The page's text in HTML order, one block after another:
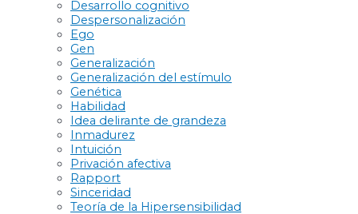
Desarrollo cognitivo
Despersonalización
Ego
Gen
Generalización
Generalización del estímulo
Genética
Habilidad
Idea delirante de grandeza
Inmadurez
Intuición
Privación afectiva
Rapport
Sinceridad
Teoría de la Hipersensibilidad